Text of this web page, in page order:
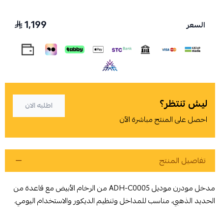
السعر 1,199
ليش تنتظر؟
احصل على المنتج مباشرة الآن
اطلبه الان
تفاصيل المنتج
مدخل مودرن موديل ADH-C0005 من الرخام الأبيض مع قاعدة من
الحديد الذهبي، مناسب للمداخل وتنظيم الديكور والاستخدام اليومي.